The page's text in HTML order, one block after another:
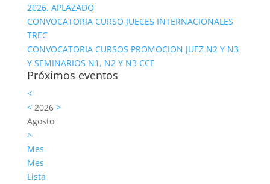
2026. APLAZADO
CONVOCATORIA CURSO JUECES INTERNACIONALES
TREC
CONVOCATORIA CURSOS PROMOCION JUEZ N2 Y N3
Y SEMINARIOS N1, N2 Y N3 CCE
Próximos eventos
<
<2026 >
Agosto
>
Mes
Mes
Lista